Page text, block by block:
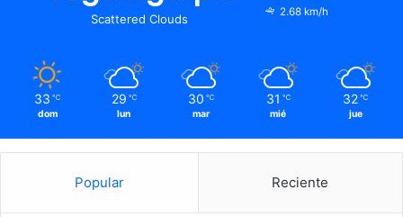
Scattered Clouds
2.68 km/h
33 ℃
dom
29 ℃
lun
30 ℃
mar
31 ℃
mié
32 ℃
jue
Popular Reciente